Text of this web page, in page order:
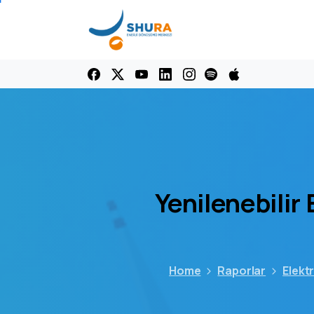
Yenilenebilir
Home Raporlar